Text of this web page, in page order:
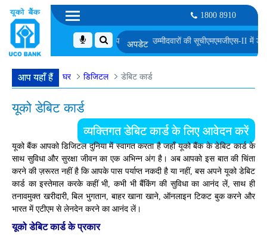
1800 8910
के लिए अनंतिम रूप से चुने गए उम्मीदवारों की सूचीएमएमजीएस-II में डेटा
आप यहाँ हैं घर डिजिटल डेबिट कार्ड
यूको डेबिट कार्ड
व्यक्तिगत डेबिट कार्ड के लिए आवेदन करें
यूको बैंक आपको डिजिटल दुनिया में स्वागत करता है जहाँ यूको बैंक के डेबिट कार्ड के
साथ सुविधा और सुरक्षा जीवन का एक अभिन्न अंग है। अब आपको इस बात की चिंता
करने की ज़रूरत नहीं है कि आपके पास पर्याप्त नकदी है या नहीं, बस अपने यूको डेबिट
कार्ड का इस्तेमाल करके कहीं भी, कभी भी बैंकिंग की सुविधा का आनंद लें, साथ ही
तनावमुक्त खरीदारी, बिल भुगतान, बाहर खाना खाने, ऑनलाइन टिकट बुक करने और
भारत में एटीएम से लेनदेन करने का आनंद लें।
यूको डेबिट कार्ड के प्रकार